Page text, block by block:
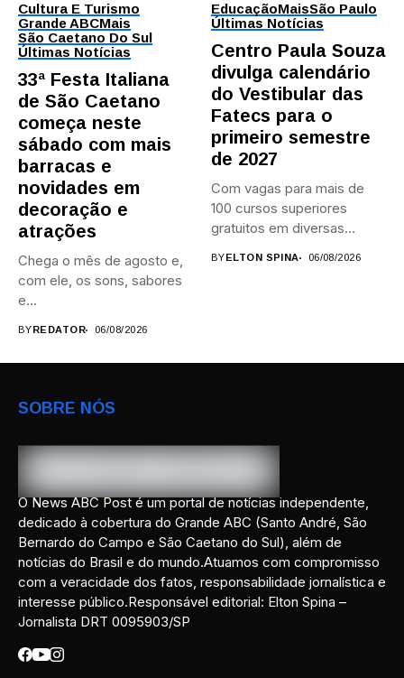
Cultura E Turismo
Grande ABCMais
São Caetano Do Sul
Últimas Notícias
33ª Festa Italiana
de São Caetano
começa neste
sábado com mais
barracas e
novidades em
decoração e
atrações
Chega o mês de agosto e,
com ele, os sons, sabores
e...
BY REDATOR 06/08/2026
EducaçãoMaisSão Paulo
Últimas Notícias
Centro Paula Souza
divulga calendário
do Vestibular das
Fatecs para o
primeiro semestre
de 2027
Com vagas para mais de
100 cursos superiores
gratuitos em diversas
BY ELTON SPINA 06/08/2026
SOBRE NÓS
O News ABC Post é um portal de notícias independente,
dedicado à cobertura do Grande ABC (Santo André, São
Bernardo do Campo e São Caetano do Sul), além de
notícias do Brasil e do mundo.Atuamos com compromisso
com a veracidade dos fatos, responsabilidade jornalística e
interesse público.Responsável editorial: Elton Spina –
Jornalista DRT 0095903/SP